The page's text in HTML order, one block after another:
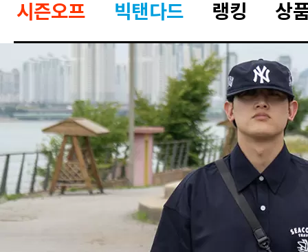
시즌오프 빅탠다드 랭킹 상